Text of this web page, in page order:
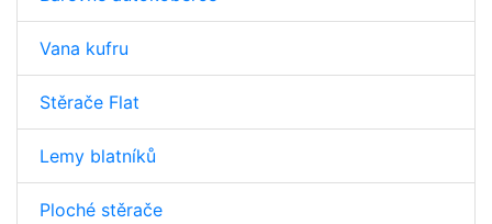
Vana kufru
Stěrače Flat
Lemy blatníků
Ploché stěrače